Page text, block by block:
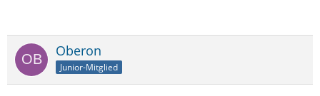
Oberon
Junior-Mitglied